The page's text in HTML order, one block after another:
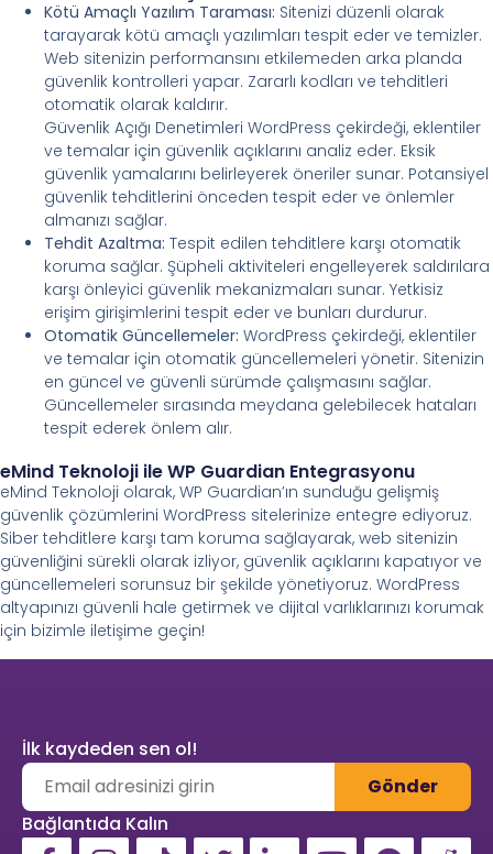
Kötü Amaçlı Yazılım Taraması: Sitenizi düzenli olarak
tarayarak kötü amaçlı yazılımları tespit eder ve temizler.
Web sitenizin performansını etkilemeden arka planda
güvenlik kontrolleri yapar. Zararlı kodları ve tehditleri
otomatik olarak kaldırır.
Güvenlik Açığı Denetimleri WordPress çekirdeği, eklentiler
ve temalar için güvenlik açıklarını analiz eder. Eksik
güvenlik yamalarını belirleyerek öneriler sunar. Potansiyel
güvenlik tehditlerini önceden tespit eder ve önlemler
almanızı sağlar.
Tehdit Azaltma: Tespit edilen tehditlere karşı otomatik
koruma sağlar. Şüpheli aktiviteleri engelleyerek saldırılara
karşı önleyici güvenlik mekanizmaları sunar. Yetkisiz
erişim girişimlerini tespit eder ve bunları durdurur.
Otomatik Güncellemeler: WordPress çekirdeği, eklentiler
ve temalar için otomatik güncellemeleri yönetir. Sitenizin
en güncel ve güvenli sürümde çalışmasını sağlar.
Güncellemeler sırasında meydana gelebilecek hataları
tespit ederek önlem alır.
eMind Teknoloji ile WP Guardian Entegrasyonu
eMind Teknoloji olarak, WP Guardian’ın sunduğu gelişmiş
güvenlik çözümlerini WordPress sitelerinize entegre ediyoruz.
Siber tehditlere karşı tam koruma sağlayarak, web sitenizin
güvenliğini sürekli olarak izliyor, güvenlik açıklarını kapatıyor ve
güncellemeleri sorunsuz bir şekilde yönetiyoruz. WordPress
altyapınızı güvenli hale getirmek ve dijital varlıklarınızı korumak
için bizimle iletişime geçin!
İlk kaydeden sen ol!
Gönder
Bağlantıda Kalın